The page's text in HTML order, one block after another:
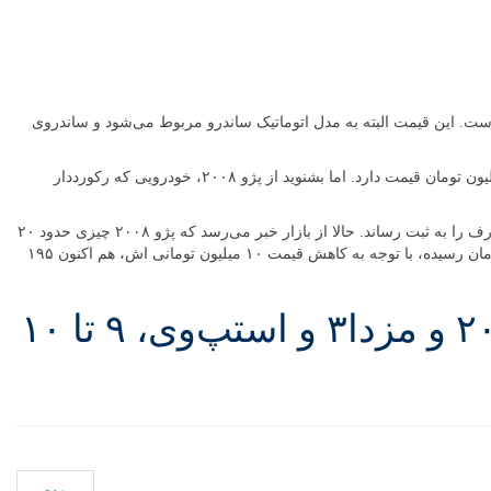
۴ میلیون تومانی را به خود دید، به نحوی که در حال حاضر با ۷۶ میلیون تومان قابل‌خرید است. این قیمت البته به مدل اتوماتیک ساندرو مربوط می‌شود و ساندروی
از سوی دیگر اما پژو۲۰۷ اتوماتیک نیز در معرض نسیم ارزانی قرار گرفت و سه میلیون تومان کاهش قیمت را تجربه کرد.این محصول در حال حاضر ۷۲ میلیون تومان قیمت دارد. اما بشنوید از پژو ۲۰۰۸، خودرویی که رکورددار
این محصول که با قیمتی کمتر از ۱۰۵ میلیون تومان تحویل مشتریان شده، طی چند هفته گذشته و پس از اعلام پژو مبنی‌بر احتمال ترک ایران، قیمتی نامتعارف را به ثبت رساند. حالا از بازار خبر می‌رسد که پژو ۲۰۰۸ چیزی حدود ۲۰
میلیون تومان ارزان شده و در حال حاضر می‌توان با ۱۹۰ میلیون تومان نسبت به خرید آن اقدام کرد. همچنین مزدا۳ نیز که قیمت آن به بالای ۲۰۰ میلیون تومان رسیده، با توجه به کاهش قیمت ۱۰ میلیون تومانی اش، هم اکنون ۱۹۵
خالی شدن حباب قیمت خودرو/ ارزان شدن ۲۰ میلیونی پژو۲۰۰۸ و مزدا۳ و استپ‌وی، ۹ تا ۱۰